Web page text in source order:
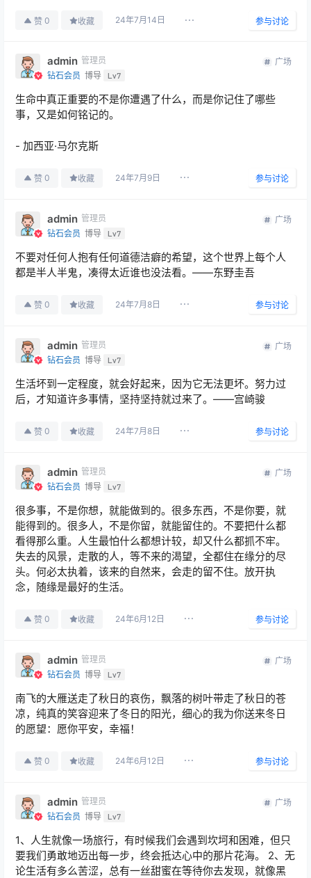
赞 0 收藏 24年7月14日 参与讨论
admin 管理员
钻石会员 博导 Lv7
广场
生命中真正重要的不是你遭遇了什么，而是你记住了哪些
事，又是如何铭记的。
- 加西亚·马尔克斯
赞 0 收藏 24年7月9日 参与讨论
admin 管理员
钻石会员 博导 Lv7
广场
不要对任何人抱有任何道德洁癖的希望，这个世界上每个人
都是半人半鬼，凑得太近谁也没法看。——东野圭吾
赞 0 收藏 24年7月8日 参与讨论
admin 管理员
钻石会员 博导 Lv7
广场
生活坏到一定程度，就会好起来，因为它无法更坏。努力过
后，才知道许多事情，坚持坚持就过来了。——宫崎骏
赞 0 收藏 24年7月8日 参与讨论
admin 管理员
钻石会员 博导 Lv7
广场
很多事，不是你想，就能做到的。很多东西，不是你要，就
能得到的。很多人，不是你留，就能留住的。不要把什么都
看得那么重。人生最怕什么都想计较，却又什么都抓不牢。
失去的风景，走散的人，等不来的渴望，全都住在缘分的尽
头。何必太执着，该来的自然来，会走的留不住。放开执
念，随缘是最好的生活。
赞 0 收藏 24年6月12日 参与讨论
admin 管理员
钻石会员 博导 Lv7
广场
南飞的大雁送走了秋日的哀伤，飘落的树叶带走了秋日的苍
凉，纯真的笑容迎来了冬日的阳光，细心的我为你送来冬日
的愿望：愿你平安，幸福！
赞 0 收藏 24年6月12日 参与讨论
admin 管理员
钻石会员 博导 Lv7
广场
1、人生就像一场旅行，有时候我们会遇到坎坷和困难，但只
要我们勇敢地迈出每一步，终会抵达心中的那片花海。 2、无
论生活有多么苦涩，总有一丝甜蜜在等待你去发现，就像黑